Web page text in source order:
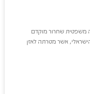
משפטית שחרור מוקדם
אשר מטרתה לאזן